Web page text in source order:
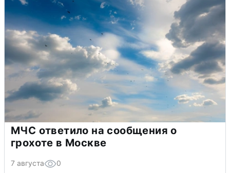
МЧС ответило на сообщения о
грохоте в Москве
7 августа 0